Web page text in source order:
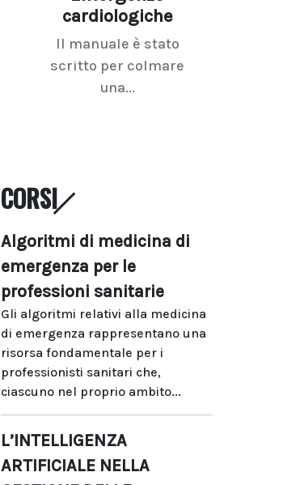
cardiologiche
Il manuale è stato
scritto per colmare
una...
CORSI
Algoritmi di medicina di
emergenza per le
professioni sanitarie
Gli algoritmi relativi alla medicina
di emergenza rappresentano una
risorsa fondamentale per i
professionisti sanitari che,
ciascuno nel proprio ambito...
L’INTELLIGENZA
ARTIFICIALE NELLA